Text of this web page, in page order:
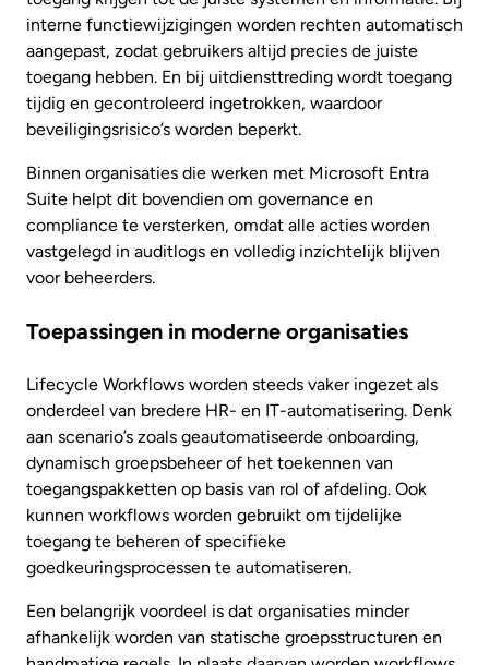
interne functiewijzigingen worden rechten automatisch
aangepast, zodat gebruikers altijd precies de juiste
toegang hebben. En bij uitdiensttreding wordt toegang
tijdig en gecontroleerd ingetrokken, waardoor
beveiligingsrisico’s worden beperkt.
Binnen organisaties die werken met Microsoft Entra
Suite helpt dit bovendien om governance en
compliance te versterken, omdat alle acties worden
vastgelegd in auditlogs en volledig inzichtelijk blijven
voor beheerders.
Toepassingen in moderne organisaties
Lifecycle Workflows worden steeds vaker ingezet als
onderdeel van bredere HR- en IT-automatisering. Denk
aan scenario’s zoals geautomatiseerde onboarding,
dynamisch groepsbeheer of het toekennen van
toegangspakketten op basis van rol of afdeling. Ook
kunnen workflows worden gebruikt om tijdelijke
toegang te beheren of specifieke
goedkeuringsprocessen te automatiseren.
Een belangrijk voordeel is dat organisaties minder
afhankelijk worden van statische groepsstructuren en